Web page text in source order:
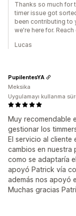
Thanks so much for
timer issue got
been contributing to
we're here for.
Lucas
Muy recomendable
gestionar los
El servicio al cliente
cambios en nuestra
como se adaptaría
apoyó Patrick vía
además nos apoyó
Muchas gracias
PupilentesYA
Meksika
Uygulamayı kullanma